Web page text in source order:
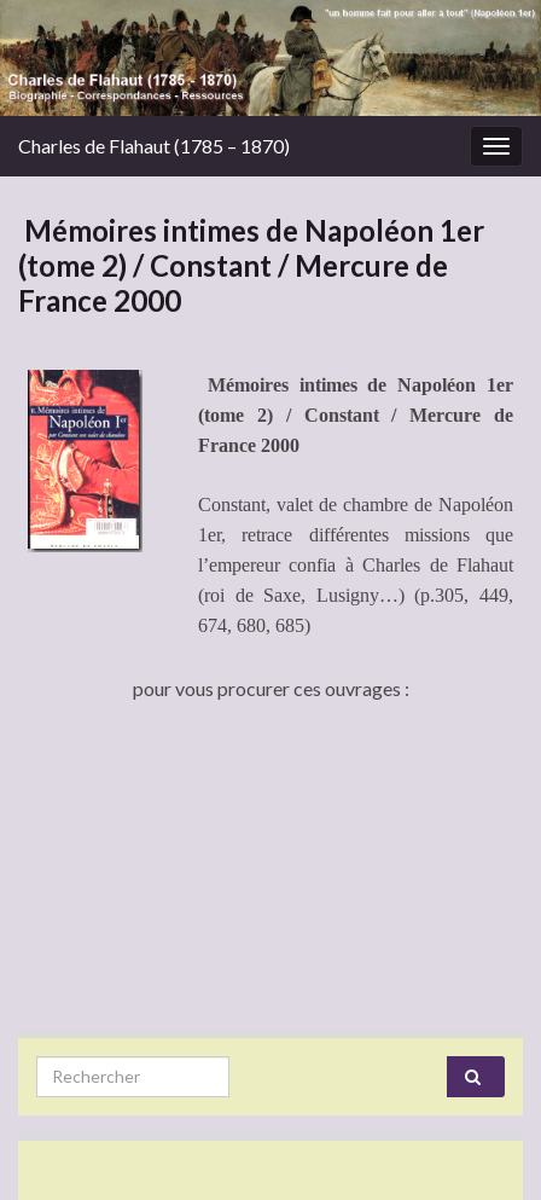
Charles de Flahaut (1785 – 1870)
Mémoires intimes de Napoléon 1er
(tome 2) / Constant / Mercure de
France 2000
Mémoires intimes de Napoléon 1er
(tome 2) / Constant / Mercure de
France 2000
Constant, valet de chambre de Napoléon
1er, retrace différentes missions que
l’empereur confia à Charles de Flahaut
(roi de Saxe, Lusigny…) (p.305, 449,
674, 680, 685)
pour vous procurer ces ouvrages :
Search for: